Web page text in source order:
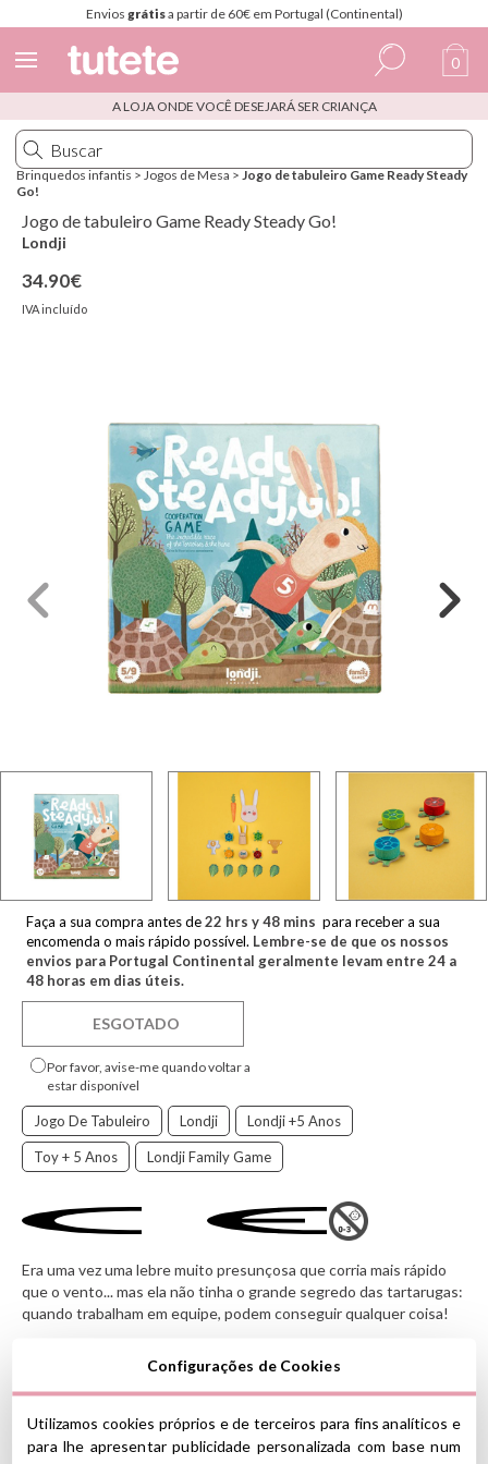
Envios grátisa partir de 60€ em Portugal (Continental)
Espanhol
Italiano
0
A LOJA ONDE VOCÊ DESEJARÁ SER CRIANÇA
Brinquedos infantis > Jogos de Mesa > Jogo de tabuleiro Game Ready Steady
Go!
Jogo de tabuleiro Game Ready Steady Go!
Londji
34.90€
IVA incluído
Faça a sua compra antes de22 hrs y48 mins para receber a sua
encomenda o mais rápido possível. Lembre-se de que os nossos
envios para Portugal Continental geralmente levam entre 24 a
48 horas em dias úteis.
Por favor, avise-me quando voltar a
estar disponível
ESGOTADO
Jogo De Tabuleiro Londji Londji +5 Anos
Toy + 5 Anos Londji Family Game
Era uma vez uma lebre muito presunçosa que corria mais rápido
que o vento... mas ela não tinha o grande segredo das tartarugas:
quando trabalham em equipe, podem conseguir qualquer coisa!
cooperativo inspirado na clássica fábula da lebre e da tartaruga,
onde os jogadores devem unir forças, traçar estratégias e tomar
meta.
Configurações de Cookies
Utilizamos cookies próprios e de terceiros para fins analíticos e
para lhe apresentar publicidade personalizada com base num